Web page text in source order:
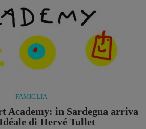
FAMIGLIA
Academy: in Sardegna arriva
di Hervé Tullet